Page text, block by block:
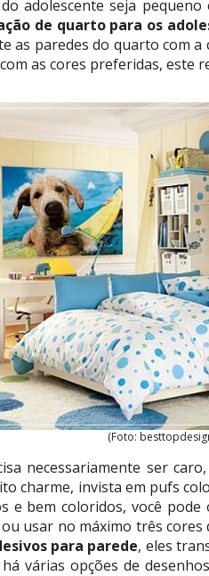
adolescente seja
de quarto para os
as paredes do quarto com
as cores preferidas, este
(Foto:
necessariamente ser
charme, invista em pufs
e bem coloridos, você
usar no máximo três
para parede, eles
várias opções de